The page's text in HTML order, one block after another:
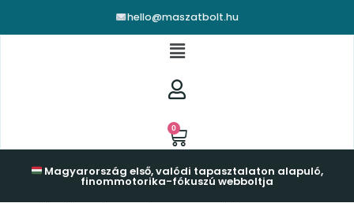
hello@maszatbolt.hu
0
Magyarország első, valódi tapasztalaton alapuló,
finommotorika-fókuszú webboltja